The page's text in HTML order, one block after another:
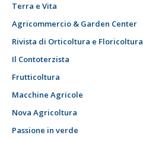
Terra e Vita
Agricommercio & Garden Center
Rivista di Orticoltura e Floricoltura
Il Contoterzista
Frutticoltura
Macchine Agricole
Nova Agricoltura
Passione in verde